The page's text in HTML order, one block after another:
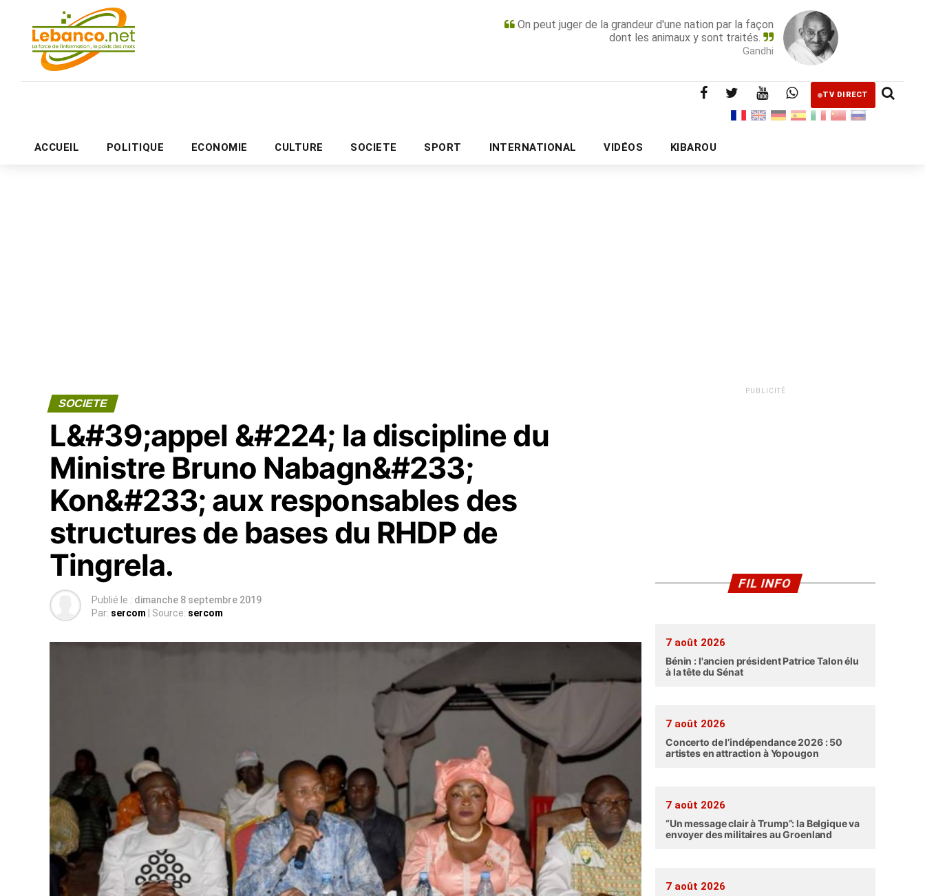
On peut juger de la grandeur d'une nation par la façon
dont les animaux y sont traités.
Gandhi
TV DIRECT
ACCUEIL POLITIQUE ECONOMIE CULTURE SOCIETE SPORT INTERNATIONAL VIDÉOS KIBAROU
PUBLICITÉ
SOCIETE
L&#39;appel &#224; la discipline du
Ministre Bruno Nabagn&#233;
Kon&#233; aux responsables des
structures de bases du RHDP de
Tingrela.
Publié le : dimanche 8 septembre 2019
Par: sercom | Source: sercom
PUBLICITÉ
FIL INFO
7 août 2026
Bénin : l'ancien président Patrice Talon élu
à la tête du Sénat
7 août 2026
Concerto de l’indépendance 2026 : 50
artistes en attraction à Yopougon
7 août 2026
“Un message clair à Trump”: la Belgique va
envoyer des militaires au Groenland
7 août 2026